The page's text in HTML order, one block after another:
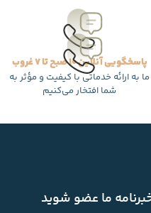
پاسخگویی آنلاین 10 صبح تا 7 غروب
ما به ارائه خدماتی با کیفیت و مؤثر به
شما افتخار می‌کنیم
ما عضو شوید